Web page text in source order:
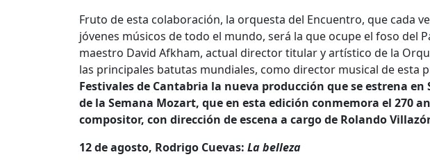
Fruto de esta colaboración, la orquesta del Encuentro, que cada
jóvenes músicos de todo el mundo, será la que ocupe el foso del
maestro David Afkham, actual director titular y artístico de la
las principales batutas mundiales, como director musical de esta
Festivales de Cantabria la nueva producción que se estrena
de la Semana Mozart, que en esta edición conmemora el 270
compositor, con dirección de escena a cargo de Rolando
12 de agosto, Rodrigo Cuevas: La belleza